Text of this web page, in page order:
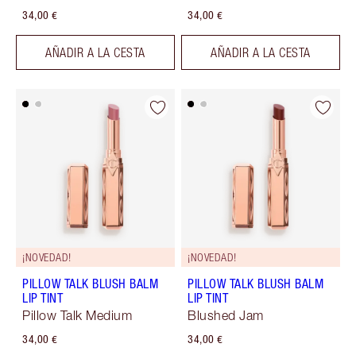
34,00 €
AÑADIR A LA CESTA
34,00 €
AÑADIR A LA CESTA
¡NOVEDAD!
PILLOW TALK BLUSH BALM
LIP TINT
Pillow Talk Medium
34,00 €
¡NOVEDAD!
PILLOW TALK BLUSH BALM
LIP TINT
Blushed Jam
34,00 €